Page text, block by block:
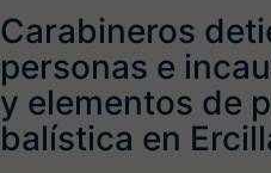
Carabineros
personas e
y elementos de
balística en